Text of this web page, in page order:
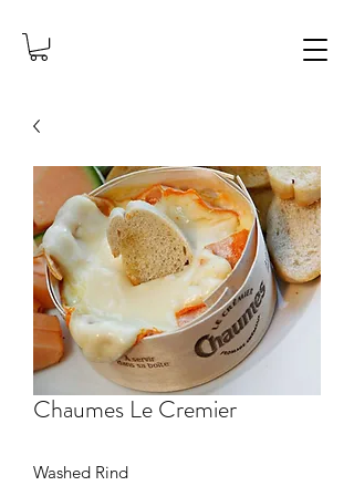
Chaumes Le Cremier
Washed Rind